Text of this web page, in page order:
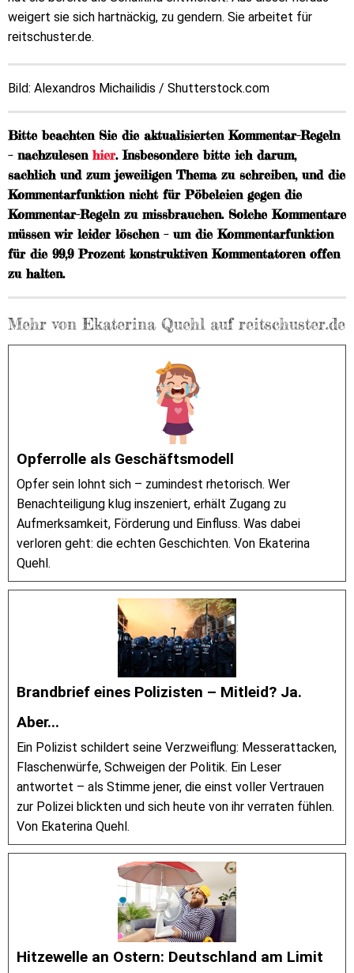
weigert sie sich hartnäckig, zu gendern. Sie arbeitet für
reitschuster.de.
Bild: Alexandros Michailidis / Shutterstock.com
Bitte beachten Sie die aktualisierten Kommentar-Regeln
– nachzulesenhier. Insbesondere bitte ich darum,
sachlich und zum jeweiligen Thema zu schreiben, und die
Kommentarfunktion nicht für Pöbeleien gegen die
Kommentar-Regeln zu missbrauchen. Solche Kommentare
müssen wir leider löschen – um die Kommentarfunktion
für die 99,9 Prozent konstruktiven Kommentatoren offen
zu halten.
Mehr von Ekaterina Quehl auf reitschuster.de
Opferrolle als Geschäftsmodell
Opfer sein lohnt sich – zumindest rhetorisch. Wer
Benachteiligung klug inszeniert, erhält Zugang zu
Aufmerksamkeit, Förderung und Einfluss. Was dabei
verloren geht: die echten Geschichten. Von Ekaterina
Quehl.
Brandbrief eines Polizisten – Mitleid? Ja.
Aber...
Ein Polizist schildert seine Verzweiflung: Messerattacken,
Flaschenwürfe, Schweigen der Politik. Ein Leser
antwortet – als Stimme jener, die einst voller Vertrauen
zur Polizei blickten und sich heute von ihr verraten fühlen.
Von Ekaterina Quehl.
Hitzewelle an Ostern: Deutschland am Limit